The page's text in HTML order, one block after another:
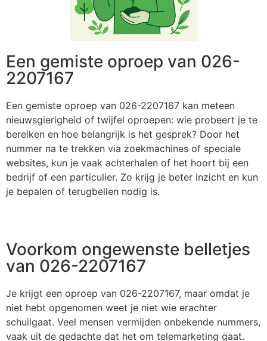
Een gemiste oproep van 026-
2207167
Een gemiste oproep van 026-2207167 kan meteen
nieuwsgierigheid of twijfel oproepen: wie probeert je te
bereiken en hoe belangrijk is het gesprek? Door het
nummer na te trekken via zoekmachines of speciale
websites, kun je vaak achterhalen of het hoort bij een
bedrijf of een particulier. Zo krijg je beter inzicht en kun
je bepalen of terugbellen nodig is.
Voorkom ongewenste belletjes
van 026-2207167
Je krijgt een oproep van 026-2207167, maar omdat je
niet hebt opgenomen weet je niet wie erachter
schuilgaat. Veel mensen vermijden onbekende nummers,
vaak uit de gedachte dat het om telemarketing gaat.